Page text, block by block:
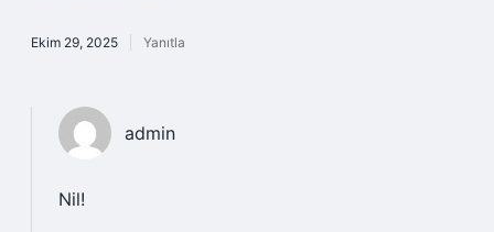
Ekim 29, 2025 Yanıtla
admin
Nil!